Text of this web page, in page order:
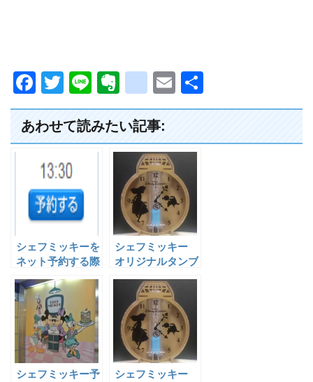
F
a
c
e
b
o
o
k
T
wi
tt
er
Li
n
e
v
er
n
ot
e
g
o
o
gl
e
_
b
o
o
k
m
ar
ks
E
m 有
あわせて読みたい記事:
シェフミッキーを
ネット予約する際
シェフミッキー
オリジナルタンブ
変わる！？
シェフミッキー予
シェフミッキー